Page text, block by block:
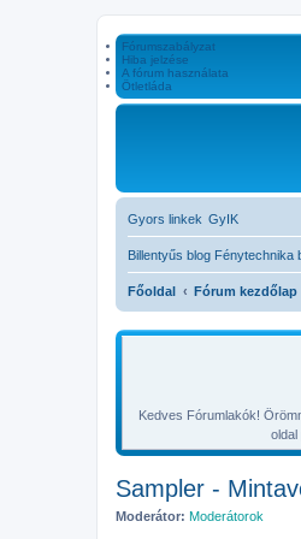
Fórumszabályzat
Hiba jelzése
A fórum használata
Ötletláda
Gyors linkek GyIK
Billentyűs blog Fénytechnika
Főoldal Fórum kezdőlap
Kedves Fórumlakók!
oldal
Sampler -
Moderátor: Moderátorok